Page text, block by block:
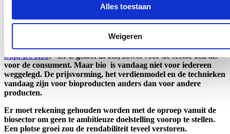
Alles toestaan
Weigeren
gegeven. De lancering zelf zal voor het begin van 2023 zijn.
De minister had reeds overleg had met de vertegenwoordigers van
rekening gehouden wordt met de realiteit van de sector.
Stijn De Roo: “Er is geloof in bio, zowel voor de sector zelf als
voor de consument. Maar bio is vandaag niet voor iedereen
weggelegd. De prijsvorming, het verdienmodel en de technieken
vandaag zijn voor bioproducten anders dan voor andere
producten.
Er moet rekening gehouden worden met de oproep vanuit de
biosector om geen te ambitieuze doelstelling voorop te stellen.
Een plotse groei zou de rendabiliteit teveel verstoren.